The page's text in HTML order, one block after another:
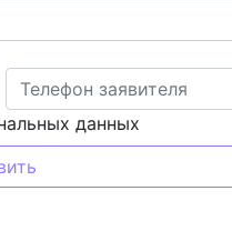
данных